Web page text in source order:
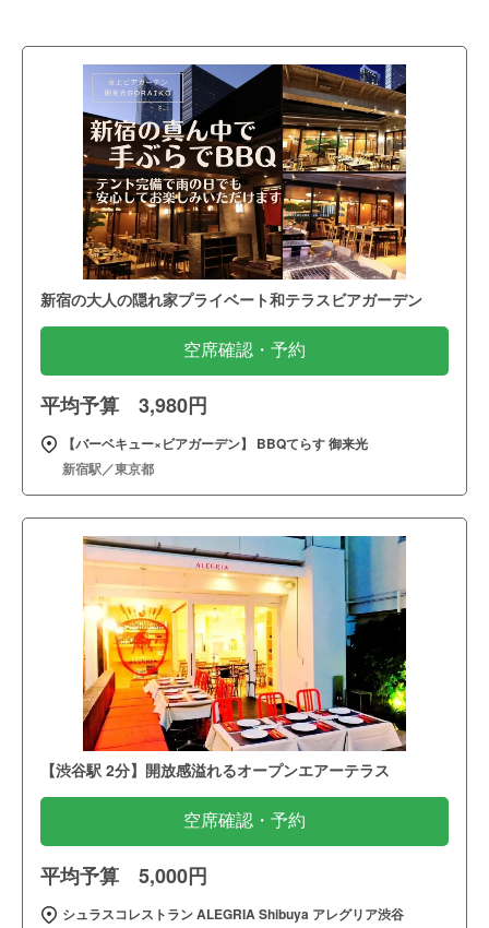
新宿の大人の隠れ家プライベート和テラスビアガーデン
空席確認・予約
平均予算 3,980円
【バーベキュー×ビアガーデン】 BBQてらす 御来光
新宿駅／東京都
【渋谷駅 2分】開放感溢れるオープンエアーテラス
空席確認・予約
平均予算 5,000円
シュラスコレストラン ALEGRIA Shibuya アレグリア渋谷